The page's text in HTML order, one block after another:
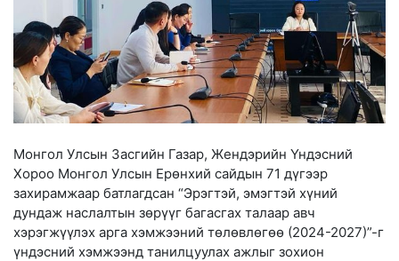
Монгол Улсын Засгийн Газар, Жендэрийн Үндэсний
Хороо Монгол Улсын Ерөнхий сайдын 71 дүгээр
захирамжаар батлагдсан “Эрэгтэй, эмэгтэй хүний
дундаж наслалтын зөрүүг багасгах талаар авч
хэрэгжүүлэх арга хэмжээний төлөвлөгөө (2024-2027)”-г
үндэсний хэмжээнд танилцуулах ажлыг зохион